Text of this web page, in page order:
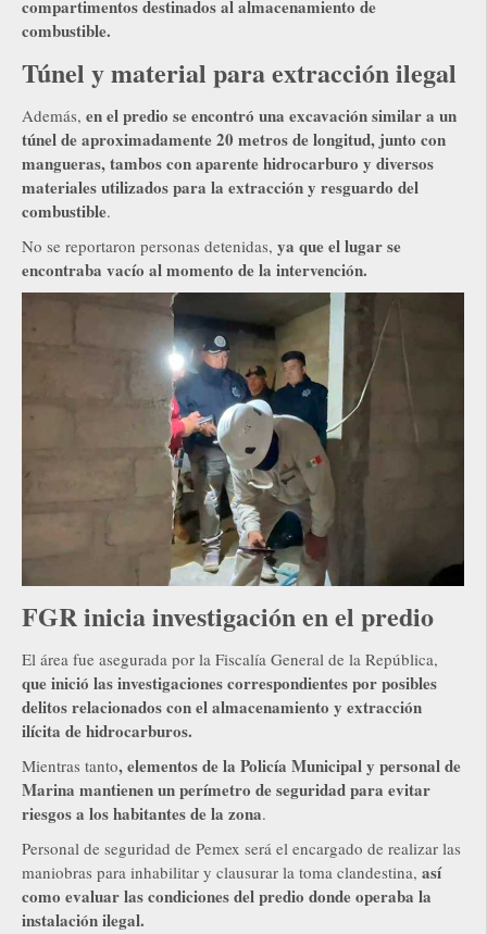
compartimentos destinados al almacenamiento de
combustible.
Túnel y material para extracción ilegal
Además, en el predio se encontró una excavación similar a un
túnel de aproximadamente 20 metros de longitud, junto con
mangueras, tambos con aparente hidrocarburo y diversos
materiales utilizados para la extracción y resguardo del
combustible.
No se reportaron personas detenidas, ya que el lugar se
encontraba vacío al momento de la intervención.
FGR inicia investigación en el predio
El área fue asegurada por la Fiscalía General de la República,
que inició las investigaciones correspondientes por posibles
delitos relacionados con el almacenamiento y extracción
ilícita de hidrocarburos.
Mientras tanto, elementos de la Policía Municipal y personal de
Marina mantienen un perímetro de seguridad para evitar
riesgos a los habitantes de la zona.
Personal de seguridad de Pemex será el encargado de realizar las
maniobras para inhabilitar y clausurar la toma clandestina, así
como evaluar las condiciones del predio donde operaba la
instalación ilegal.